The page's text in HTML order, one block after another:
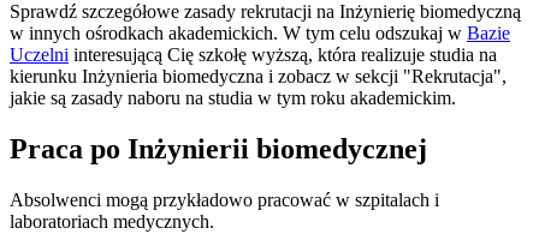
Sprawdź szczegółowe zasady rekrutacji na Inżynierię biomedyczną
w innych ośrodkach akademickich. W tym celu odszukaj w Bazie
Uczelni interesującą Cię szkołę wyższą, która realizuje studia na
kierunku Inżynieria biomedyczna i zobacz w sekcji "Rekrutacja",
jakie są zasady naboru na studia w tym roku akademickim.
Praca po Inżynierii biomedycznej
Absolwenci mogą przykładowo pracować w szpitalach i
laboratoriach medycznych.